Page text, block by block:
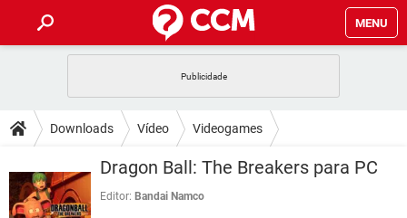
MENU
CELULAR FACEBOOK
EXCEL
INSTAGRAM
DICAS
JOGOS WHATSAPP
CELULAR
OUTLOOK
JOGOS
FÓRUM
Downloads Vídeo Videogames
Dragon Ball: The Breakers para PC
Editor: Bandai Namco